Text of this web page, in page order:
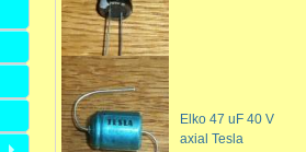
Elko 47 uF 40 V
axial Tesla